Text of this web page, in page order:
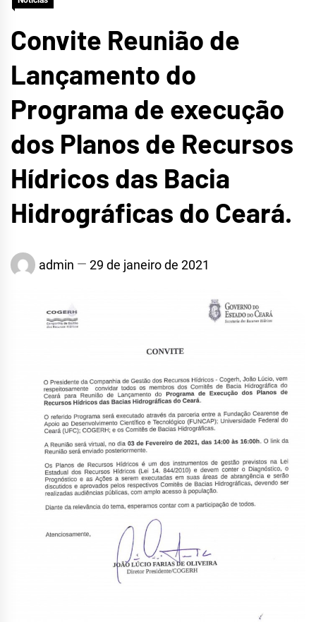
Convite Reunião de
Lançamento do
Programa de execução
dos Planos de Recursos
Hídricos das Bacia
Hidrográficas do Ceará.
admin 29 de janeiro de 2021